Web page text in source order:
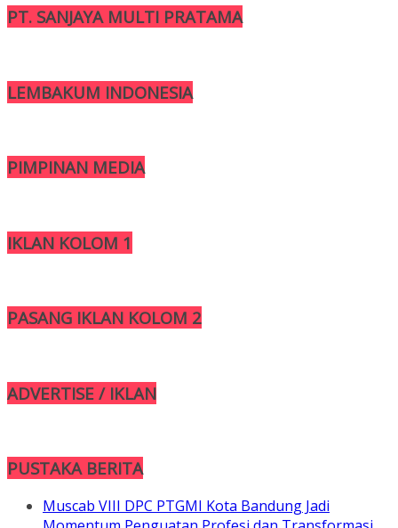
PT. SANJAYA MULTI PRATAMA
LEMBAKUM INDONESIA
PIMPINAN MEDIA
IKLAN KOLOM 1
PASANG IKLAN KOLOM 2
ADVERTISE / IKLAN
PUSTAKA BERITA
Muscab VIII DPC PTGMI Kota Bandung Jadi